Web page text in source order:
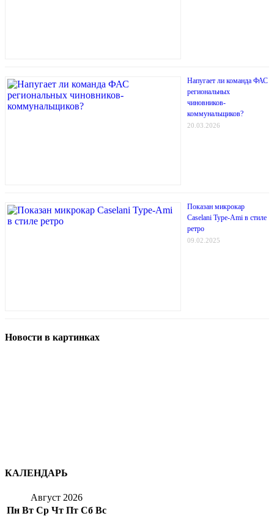
Напугает ли команда ФАС
региональных
чиновников-
коммунальщиков?
20.03.2026
Показан микрокар
Caselani Type-Ami в стиле
ретро
09.02.2025
Новости в картинках
КАЛЕНДАРЬ
Август 2026
Пн Вт Ср Чт Пт Сб Вс